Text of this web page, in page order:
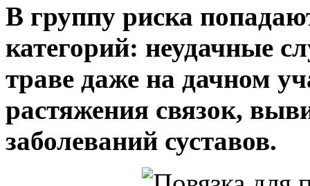
В группу риска
категорий: неудачные
траве даже на дачном
растяжения связок,
заболеваний суставов.